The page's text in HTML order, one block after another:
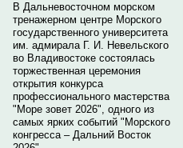
В Дальневосточном морском
тренажерном центре Морского
государственного университета
им. адмирала Г. И. Невельского
во Владивостоке состоялась
торжественная церемония
открытия конкурса
профессионального мастерства
"Море зовет 2026", одного из
самых ярких событий "Морского
конгресса – Дальний Восток